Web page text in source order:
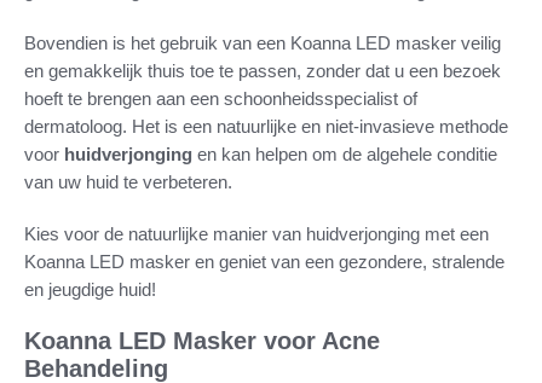
Bovendien is het gebruik van een Koanna LED masker veilig
en gemakkelijk thuis toe te passen, zonder dat u een bezoek
hoeft te brengen aan een schoonheidsspecialist of
dermatoloog. Het is een natuurlijke en niet-invasieve methode
voor huidverjonging en kan helpen om de algehele conditie
van uw huid te verbeteren.
Kies voor de natuurlijke manier van huidverjonging met een
Koanna LED masker en geniet van een gezondere, stralende
en jeugdige huid!
Koanna LED Masker voor Acne
Behandeling